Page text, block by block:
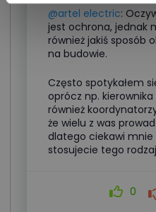
@artel electric:
jest ochrona, jednak
również jakiś sposób
na budowie.
Często spotykałem
oprócz np.
również
że wielu z was
dlatego ciekawi mnie
stosujecie tego
0